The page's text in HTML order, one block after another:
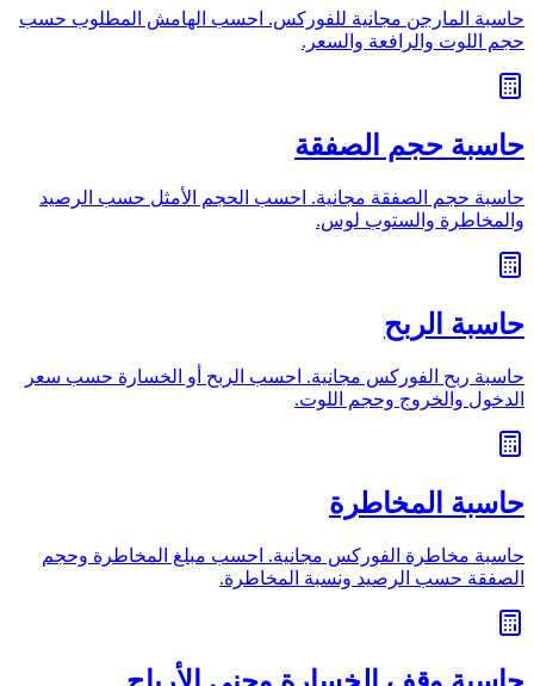
حاسبة المارجن مجانية للفوركس. احسب الهامش المطلوب حسب
حجم اللوت والرافعة والسعر.
حاسبة حجم الصفقة
حاسبة حجم الصفقة مجانية. احسب الحجم الأمثل حسب الرصيد
والمخاطرة والستوب لوس.
حاسبة الربح
حاسبة ربح الفوركس مجانية. احسب الربح أو الخسارة حسب سعر
الدخول والخروج وحجم اللوت.
حاسبة المخاطرة
حاسبة مخاطرة الفوركس مجانية. احسب مبلغ المخاطرة وحجم
الصفقة حسب الرصيد ونسبة المخاطرة.